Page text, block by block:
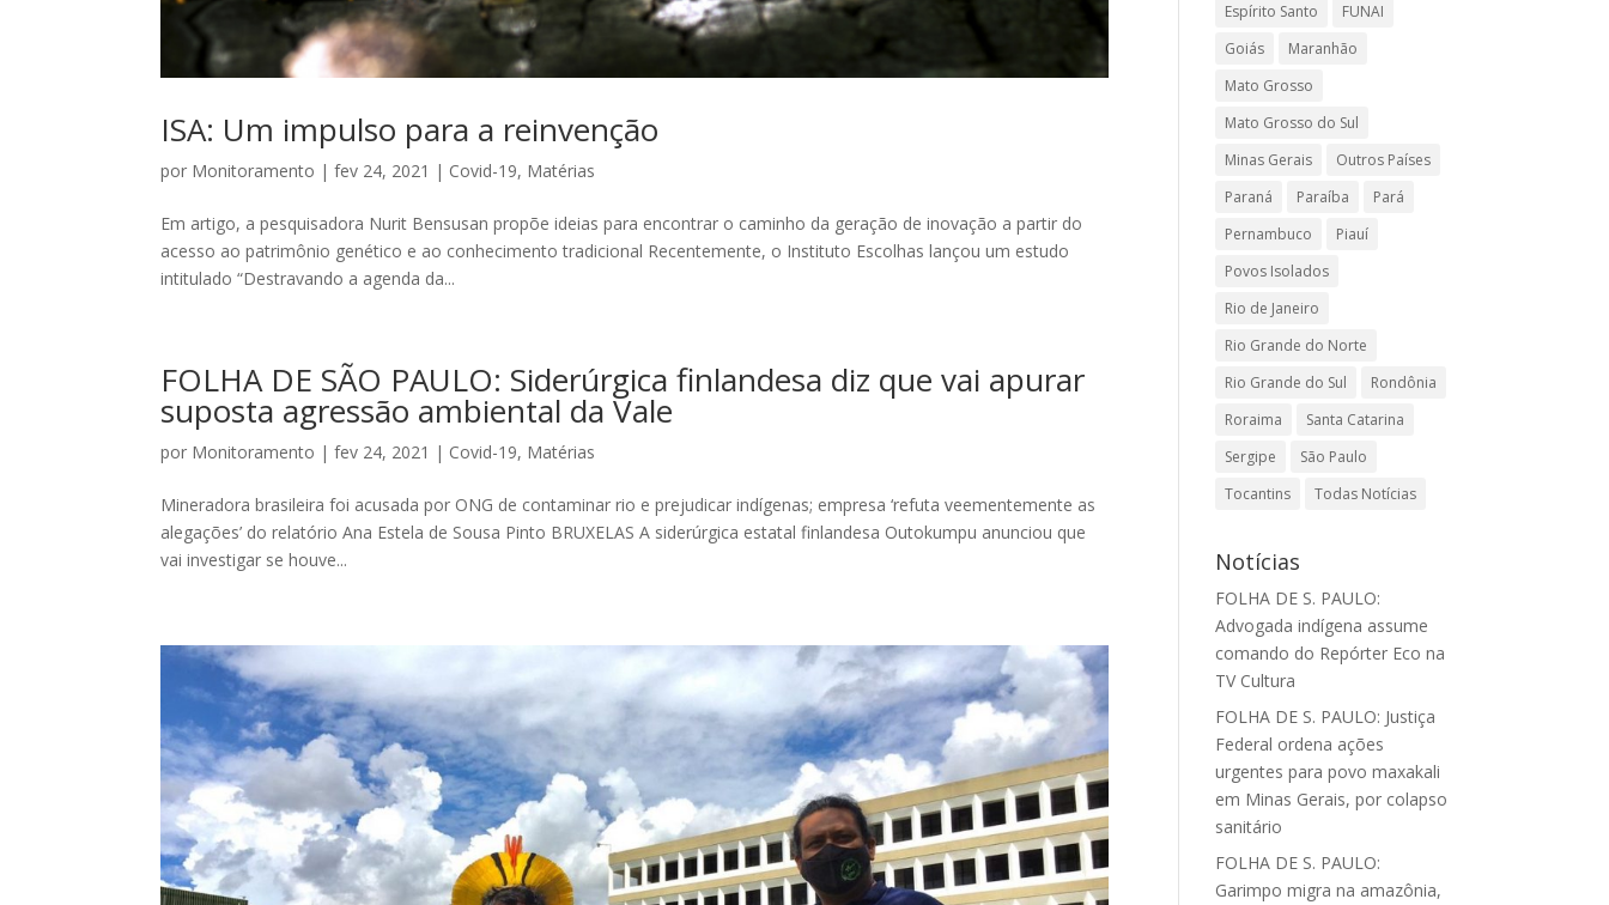
ISA: Um impulso para a reinvenção
por Monitoramento |fev 24, 2021 | Covid-19, Matérias
Em artigo, a pesquisadora Nurit Bensusan propõe ideias para encontrar o caminho da geração de inovação a partir do
acesso ao patrimônio genético e ao conhecimento tradicional Recentemente, o Instituto Escolhas lançou um estudo
intitulado “Destravando a agenda da...
FOLHA DE SÃO PAULO: Siderúrgica finlandesa diz que vai apurar
suposta agressão ambiental da Vale
por Monitoramento |fev 24, 2021 | Covid-19, Matérias
Mineradora brasileira foi acusada por ONG de contaminar rio e prejudicar indígenas; empresa ‘refuta veementemente as
alegações’ do relatório Ana Estela de Sousa Pinto BRUXELAS A siderúrgica estatal finlandesa Outokumpu anunciou que
vai investigar se houve...
Espírito Santo
FUNAI
Goiás
Maranhão
Mato Grosso
Mato Grosso do Sul
Minas Gerais
Outros Países
Paraná
Paraíba
Pará
Pernambuco
Piauí
Povos Isolados
Rio de Janeiro
Rio Grande do Norte
Rio Grande do Sul
Rondônia
Roraima
Santa Catarina
Sergipe
São Paulo
Tocantins
Todas Notícias
Notícias
FOLHA DE S. PAULO:
Advogada indígena assume
comando do Repórter Eco na
TV Cultura
FOLHA DE S. PAULO: Justiça
Federal ordena ações
urgentes para povo maxakali
em Minas Gerais, por colapso
sanitário
FOLHA DE S. PAULO:
Garimpo migra na amazônia,